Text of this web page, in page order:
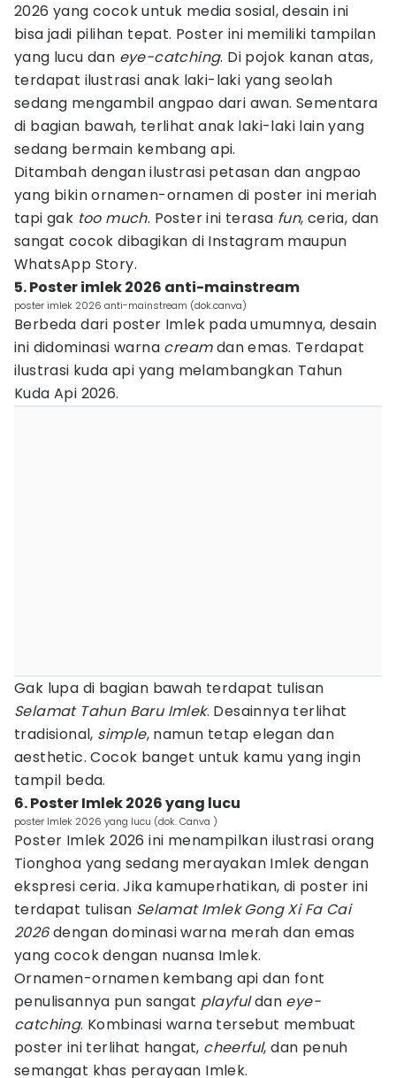
2026 yang cocok untuk media sosial, desain ini
bisa jadi pilihan tepat. Poster ini memiliki tampilan
yang lucu dan eye-catching. Di pojok kanan atas,
terdapat ilustrasi anak laki-laki yang seolah
sedang mengambil angpao dari awan. Sementara
di bagian bawah, terlihat anak laki-laki lain yang
sedang bermain kembang api.
Ditambah dengan ilustrasi petasan dan angpao
yang bikin ornamen-ornamen di poster ini meriah
tapi gak too much. Poster ini terasa fun, ceria, dan
sangat cocok dibagikan di Instagram maupun
WhatsApp Story.
5. Poster imlek 2026 anti-mainstream
poster imlek 2026 anti-mainstream (dok.canva)
Berbeda dari poster Imlek pada umumnya, desain
ini didominasi warna creamdan emas. Terdapat
ilustrasi kuda api yang melambangkan Tahun
Kuda Api 2026.
Gak lupa di bagian bawah terdapat tulisan
Selamat Tahun Baru Imlek. Desainnya terlihat
tradisional, simple, namun tetap elegan dan
aesthetic. Cocok banget untuk kamu yang ingin
tampil beda.
6. Poster Imlek 2026 yang lucu
poster Imlek 2026 yang lucu (dok. Canva )
Poster Imlek 2026 ini menampilkan ilustrasi orang
Tionghoa yang sedang merayakan Imlek dengan
ekspresi ceria. Jika kamuperhatikan, di poster ini
terdapat tulisan Selamat Imlek Gong Xi Fa Cai
2026dengan dominasi warna merah dan emas
yang cocok dengan nuansa Imlek.
Ornamen-ornamen kembang api dan font
penulisannya pun sangat playfuldan eye-
catching. Kombinasi warna tersebut membuat
poster ini terlihat hangat, cheerful, dan penuh
semangat khas perayaan Imlek.